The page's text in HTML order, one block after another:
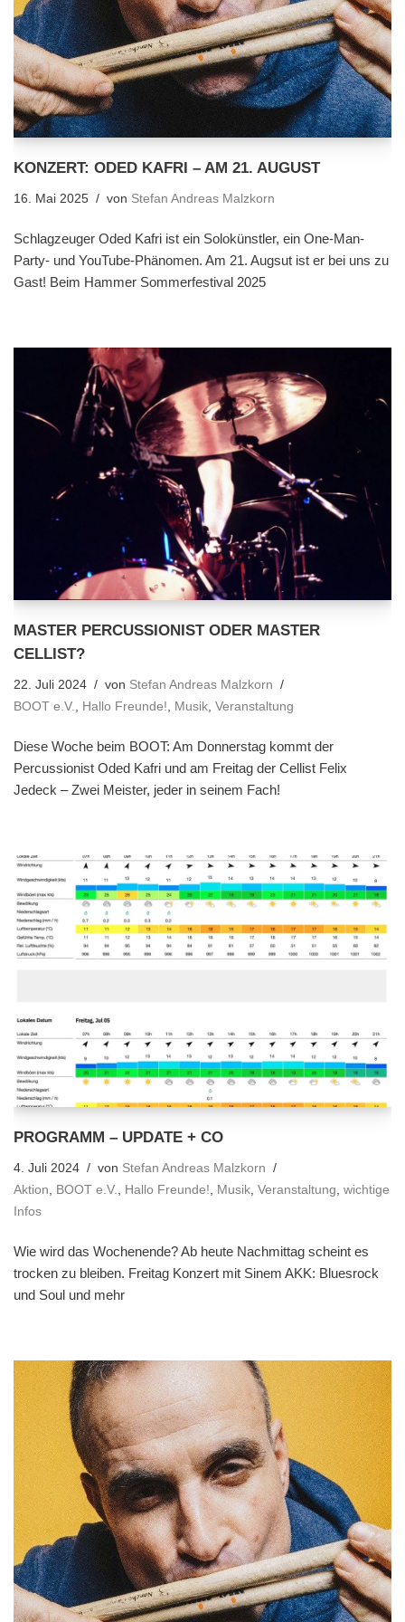
KONZERT: ODED KAFRI – AM 21. AUGUST
16. Mai 2025 von Stefan Andreas Malzkorn
Schlagzeuger Oded Kafri ist ein Solokünstler, ein One-Man-
Party- und YouTube-Phänomen. Am 21. Augsut ist er bei uns zu
Gast! Beim Hammer Sommerfestival 2025
MASTER PERCUSSIONIST ODER MASTER
CELLIST?
22. Juli 2024 von Stefan Andreas Malzkorn
BOOT e.V.
Hallo Freunde! Musik Veranstaltung
Diese Woche beim BOOT: Am Donnerstag kommt der
Percussionist Oded Kafri und am Freitag der Cellist Felix
Jedeck – Zwei Meister, jeder in seinem Fach!
PROGRAMM – UPDATE + CO
4. Juli 2024 von Stefan Andreas Malzkorn
Aktion, BOOT e.V., Hallo Freunde!, Musik, Veranstaltung, wichtige
Infos
Wie wird das Wochenende? Ab heute Nachmittag scheint es
trocken zu bleiben. Freitag Konzert mit Sinem AKK: Bluesrock
und Soul und mehr